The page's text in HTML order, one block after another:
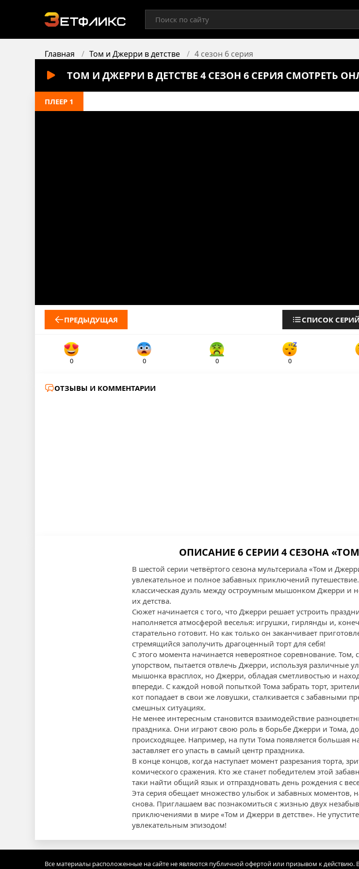
Главная Том и Джерри в детстве 4 сезон 6 серия
ТОМ И ДЖЕРРИ В ДЕТСТВЕ 4 СЕЗОН 6 СЕРИЯ СМОТРЕТЬ
ПЛЕЕР 1
ПРЕДЫДУЩАЯ СПИСОК СЕРИЙ
0 0 0 0
ОТЗЫВЫ И КОММЕНТАРИИ
ОПИСАНИЕ 6 СЕРИИ 4 СЕЗОНА
В шестой серии четвёртого сезона мультсериала «Том и
увлекательное и полное забавных приключений путешествие.
классическая дуэль между остроумным мышонком Джерри и
их детства.
Сюжет начинается с того, что Джерри решает устроить
наполняется атмосферой веселья: игрушки, гирлянды и,
старательно готовит. Но как только он заканчивает
стремящийся заполучить драгоценный торт для себя!
С этого момента начинается невероятное соревнование.
упорством, пытается отвлечь Джерри, используя различные
мышонка врасплох, но Джерри, обладая сметливостью и
впереди. С каждой новой попыткой Тома забрать торт,
кот попадает в свои же ловушки, сталкивается с забавными
смешных ситуациях.
Не менее интересным становится взаимодействие
праздника. Они играют свою роль в борьбе Джерри и Тома,
происходящее. Например, на пути Тома появляется большая
заставляет его упасть в самый центр праздника.
В конце концов, когда наступает момент разрезания торта,
комического сражения. Кто же станет победителем этой
таки найти общий язык и отпраздновать день рождения с
Эта серия обещает множество улыбок и забавных моментов,
снова. Приглашаем вас познакомиться с жизнью двух
приключениями в мире «Том и Джерри в детстве». Не
увлекательным эпизодом!
Все материалы расположенные на сайте не являются публичной офертой или призывом к